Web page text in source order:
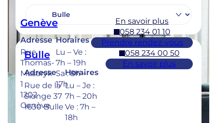
Genève
Adresse
Rue
Thomas-
Masaryk
1
1202
Genève
Horaires
Lu – Ve :
7h – 19h
Sa : 8h –
17h
En savoir plus
058 234 01 10
Prendre rendez-vous
Bulle
Adresse
Rue de la
Sionge 37
1630 Bulle
Horaires
Lu – Je :
7h – 20h
Ve : 7h –
18h
058 234 00 50
En savoir plus